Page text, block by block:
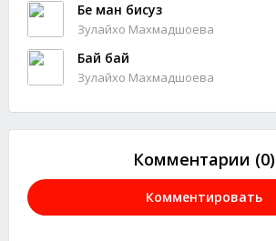
Бе ман бисуз
Зулайхо Махмадшоева
Бай бай
Зулайхо Махмадшоева
Комментарии (0)
Комментировать